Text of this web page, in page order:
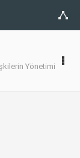
Yönetimi